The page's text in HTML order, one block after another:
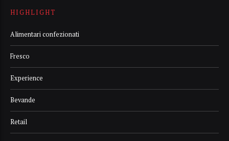
HIGHLIGHT
Alimentari confezionati
Fresco
Experience
Bevande
Retail